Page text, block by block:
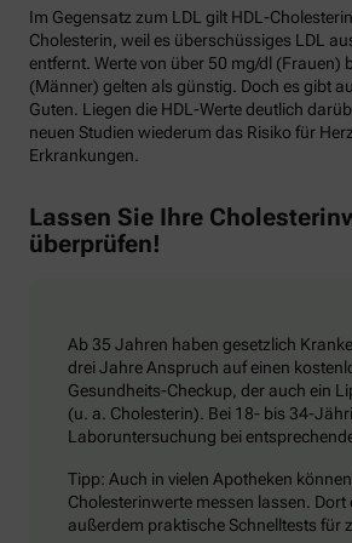
Im Gegensatz zum LDL gilt HDL-
Cholesterin, weil es überschüssiges LDL
entfernt. Werte von über 50 mg/dl (Frauen)
(Männer) gelten als günstig. Doch es gibt
Guten. Liegen die HDL-Werte deutlich
neuen Studien wiederum das Risiko für
Erkrankungen.
Lassen Sie Ihre
überprüfen!
Ab 35 Jahren haben gesetzlich
drei Jahre Anspruch auf einen
Gesundheits-Checkup, der auch ein
(u. a. Cholesterin). Bei 18- bis 34-
Laboruntersuchung bei
Tipp: Auch in vielen Apotheken
Cholesterinwerte messen lassen. Dort
außerdem praktische Schnelltests für